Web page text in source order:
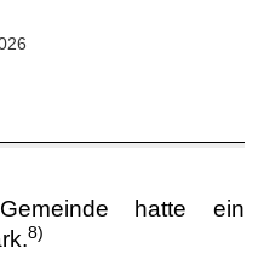
hatte ein
8)